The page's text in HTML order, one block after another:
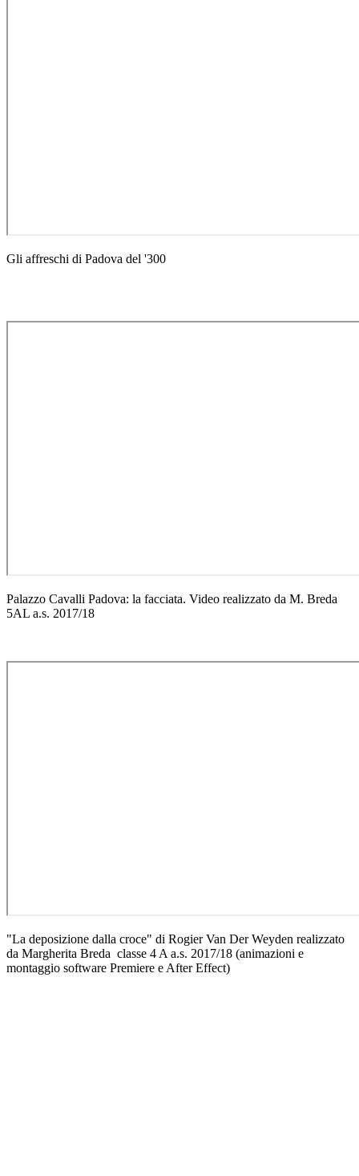
Gli affreschi di Padova del '300
Palazzo Cavalli Padova: la facciata. Video realizzato da M. Breda
5AL a.s. 2017/18
"La deposizione dalla croce" di Rogier Van Der Weyden realizzato
da Margherita Breda classe 4 A a.s. 2017/18 (animazioni e
montaggio software Premiere e After Effect)